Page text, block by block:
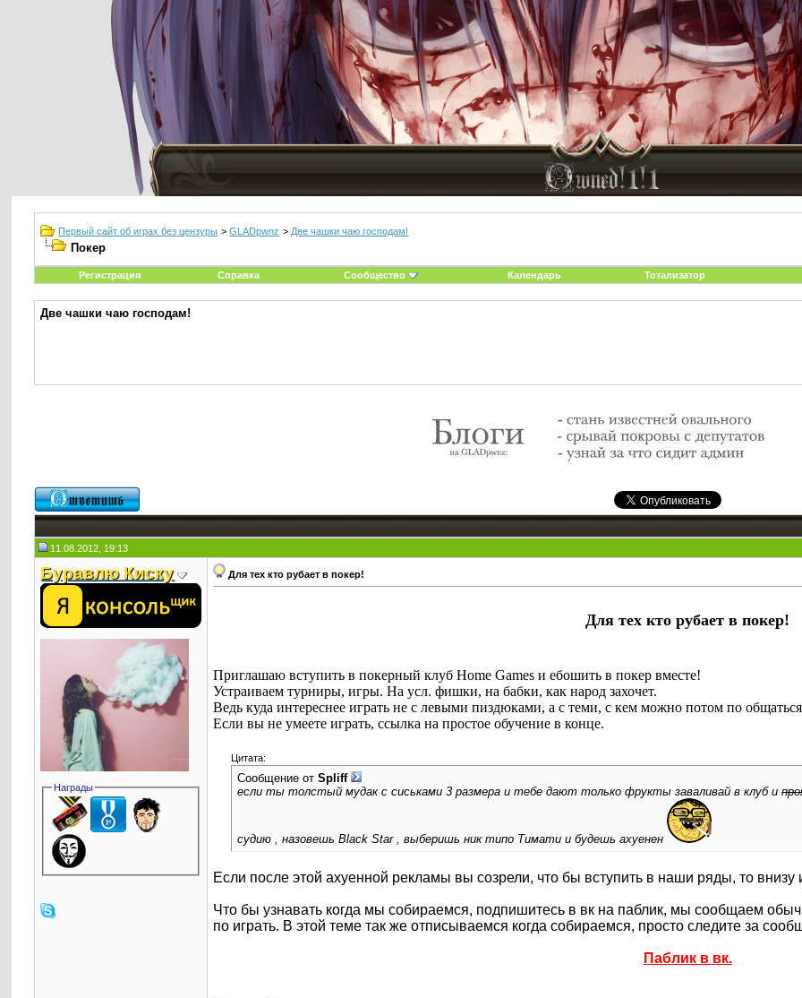
Первый сайт об играх без цензуры >GLADpwnz > Две чашки чаю господам!
Покер
Регистрация Справка Сообщество Календарь Тотализатор
Две чашки чаю господам!
11.08.2012, 19:13
Буравлю Киску
Награды
Для тех кто рубает в покер!
Для тех кто рубает в покер!
Приглашаю вступить в покерный клуб Home Games и ебошить в покер вместе!
Устраиваем турниры, игры. На усл. фишки, на бабки, как народ захочет.
Ведь куда интереснее играть не с левыми пиздюками, а с теми, с кем можно потом по
Если вы не умеете играть, ссылка на простое обучение в конце.
Цитата:
Сообщение отSpliff
если ты толстый мудак с сиськами 3 размера и тебе дают только фрукты заваливай в клуб и
судию , назовешь Black Star , выберишь ник типо Тимати и будешь ахуенен
Если после этой ахуенной рекламы вы созрели, что бы вступить в наши ряды, то внизу
Что бы узнавать когда мы собираемся, подпишитесь в вк на паблик, мы сообщаем
по играть. В этой теме так же отписываемся когда собираемся, просто следите за
Паблик в вк.